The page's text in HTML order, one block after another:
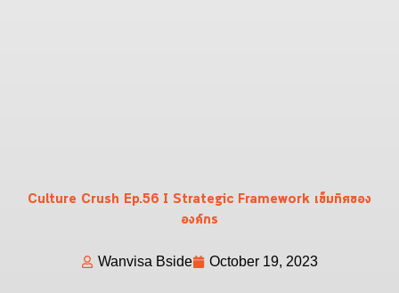
Culture Crush Ep.56 I Strategic Framework เข็มทิศของ
องค์กร
Wanvisa Bside October 19, 2023